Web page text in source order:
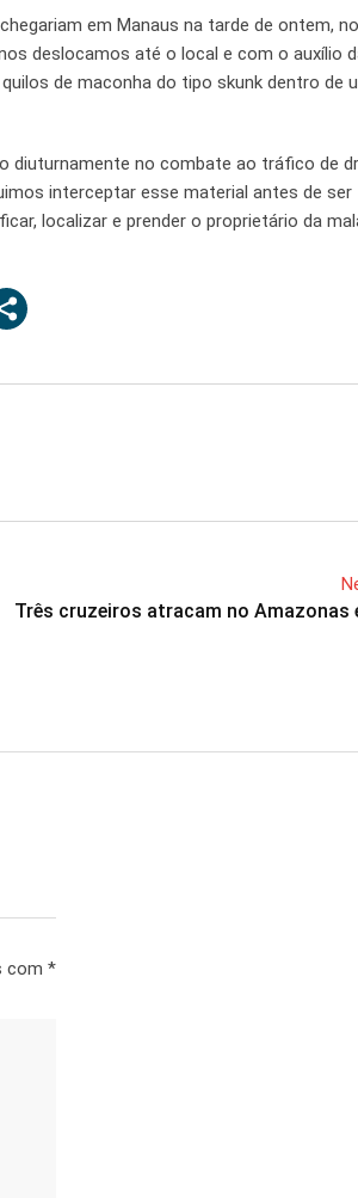
em Manaus na tarde de ontem,
deslocamos até o local e com o auxílio
de maconha do tipo skunk dentro de
diuturnamente no combate ao tráfico de
interceptar esse material antes de ser
localizar e prender o proprietário da
Três cruzeiros atracam no Amazonas
com *